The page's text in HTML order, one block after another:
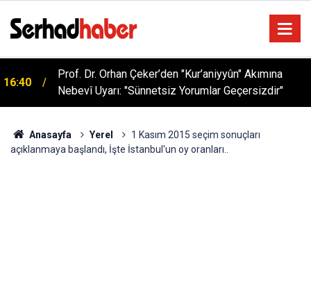
05:57
Sağlıklı Beslenmede Yeni Trend: Düşük Kalorili
Multi-Fiber İçecek Tozu
Anasayfa Yerel
1 Kasım 2015 seçim sonuçları
açıklanmaya başlandı, İşte İstanbul'un oy oranları..